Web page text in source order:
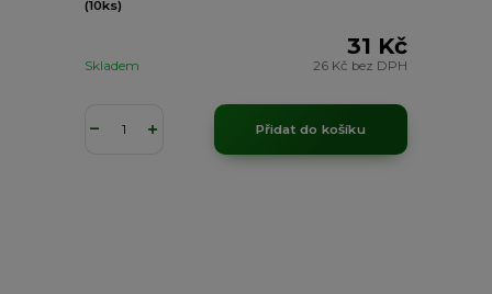
(10ks)
31 Kč
26 Kč bez DPH
Skladem
Přidat do košíku